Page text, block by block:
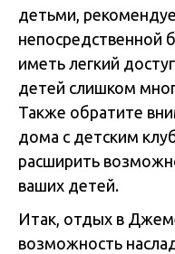
детьми,
непосредственной
иметь легкий
детей слишком
Также обратите
дома с детским
расширить
ваших детей.
Итак, отдых в
возможность